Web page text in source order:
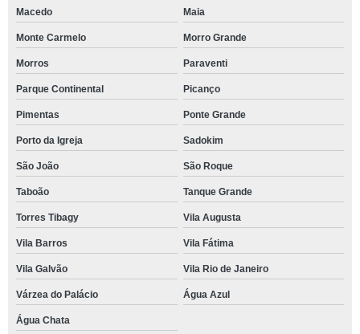
Macedo Maia
Monte Carmelo Morro Grande
Morros Paraventi
Parque Continental Picanço
Pimentas Ponte Grande
Porto da Igreja Sadokim
São João São Roque
Taboão Tanque Grande
Torres Tibagy Vila Augusta
Vila Barros Vila Fátima
Vila Galvão Vila Rio de Janeiro
Várzea do Palácio Água Azul
Água Chata